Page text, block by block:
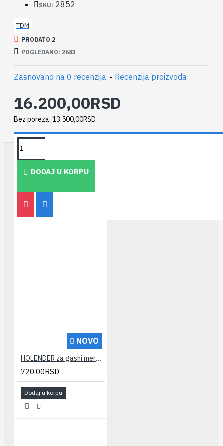
Garancija 25 meseci
U ponudi imamo i
Baždaren merač sa termokompenzatorom može biti
deo MRS-a (merno-regulacionog seta)!
U ponudi imamo imetalne ormare za merače
SKU: 2852
TDM
PRODATO 2
POGLEDANO: 2683
Zasnovano na 0 recenzija. - Recenzija proizvoda
16.200,00RSD
Bez poreza: 13.500,00RSD
DODAJ U KORPU
TAKOĐE PREPORUČUJEMO
NOVO
HOLENDER za gasni merac G4, G6 5/4" x 3/4" TDM
720,00RSD
Dodaj u korpu